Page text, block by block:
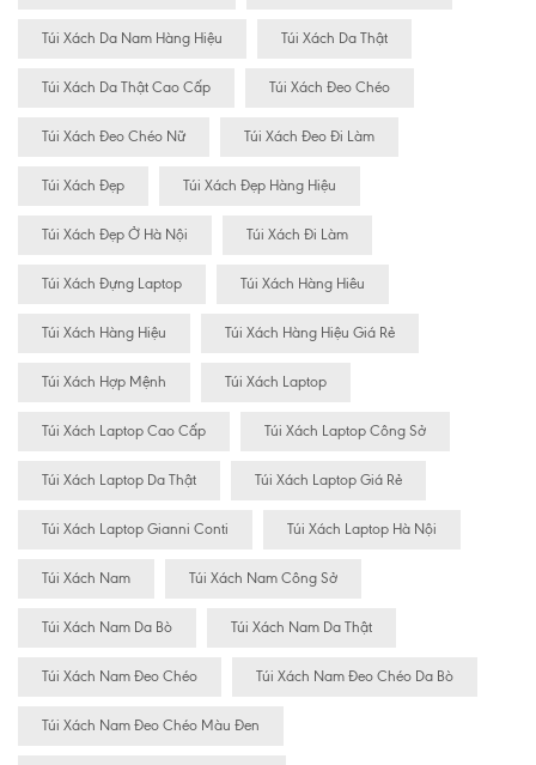
Túi Xách Da Nam Hàng Hiệu Túi Xách Da Thật
Túi Xách Da Thật Cao Cấp Túi Xách Đeo Chéo
Túi Xách Đeo Chéo Nữ Túi Xách Đeo Đi Làm
Túi Xách Đẹp Túi Xách Đẹp Hàng Hiệu
Túi Xách Đẹp Ở Hà Nội Túi Xách Đi Làm
Túi Xách Đựng Laptop Túi Xách Hàng Hiêu
Túi Xách Hàng Hiệu Túi Xách Hàng Hiệu Giá Rẻ
Túi Xách Hợp Mệnh Túi Xách Laptop
Túi Xách Laptop Cao Cấp Túi Xách Laptop Công Sở
Túi Xách Laptop Da Thật Túi Xách Laptop Giá Rẻ
Túi Xách Laptop Gianni Conti Túi Xách Laptop Hà Nội
Túi Xách Nam Túi Xách Nam Công Sở
Túi Xách Nam Da Bò Túi Xách Nam Da Thật
Túi Xách Nam Đeo Chéo Túi Xách Nam Đeo Chéo Da Bò
Túi Xách Nam Đeo Chéo Màu Đen